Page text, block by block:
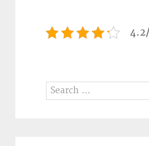
Search
for: